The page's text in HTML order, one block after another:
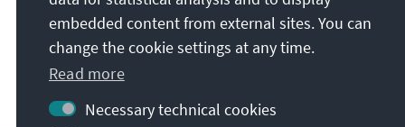
Contact
Visit also
embedded content from external sites. You can
change the cookie settings at any time.
Read more
Necessary technical cookies